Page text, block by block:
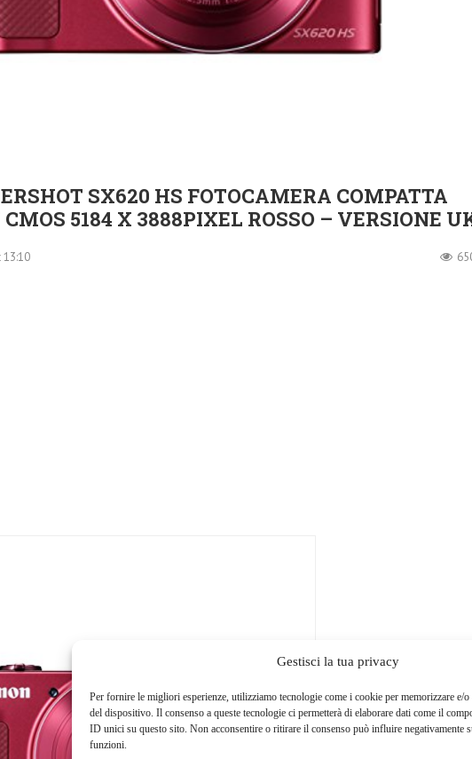
Gestisci la tua privacy
Per fornire le migliori esperienze, utilizziamo tecnologie come i cookie per memorizzare e/
del dispositivo. Il consenso a queste tecnologie ci permetterà di elaborare dati come il
ID unici su questo sito. Non acconsentire o ritirare il consenso può influire negativamente
funzioni.
SX620 HS FOTOCAMERA COMPATTA
CMOS 5184 X 3888PIXEL ROSSO – VERSIONE
13:10